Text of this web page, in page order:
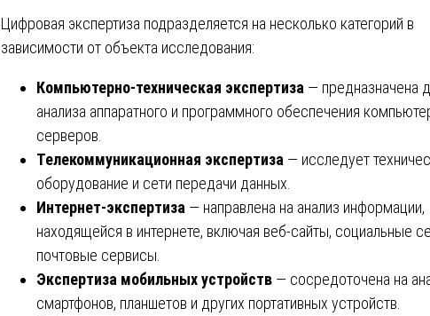
Цифровая экспертиза подразделяется на несколько категорий в
зависимости от объекта исследования:
Компьютерно-техническая экспертиза — предназначена
анализа аппаратного и программного обеспечения
серверов.
Телекоммуникационная экспертиза — исследует
оборудование и сети передачи данных.
Интернет-экспертиза — направлена на анализ информации,
находящейся в интернете, включая веб-сайты, социальные
почтовые сервисы.
Экспертиза мобильных устройств — сосредоточена на
смартфонов, планшетов и других портативных устройств.